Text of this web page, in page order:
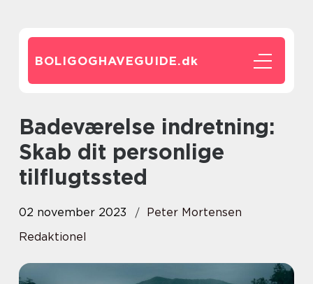
BOLIGOGHAVEGUIDE.dk
Badeværelse indretning:
Skab dit personlige
tilflugtssted
02 november 2023
Peter Mortensen
Redaktionel